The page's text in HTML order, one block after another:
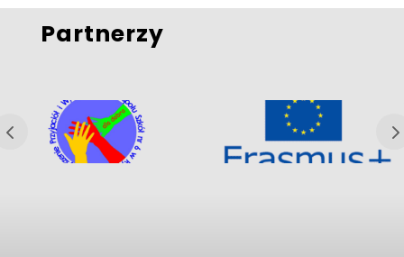
Partnerzy